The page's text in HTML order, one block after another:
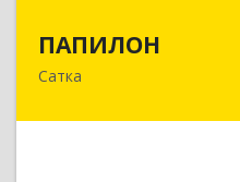
ПАПИЛОН
Сатка456910,